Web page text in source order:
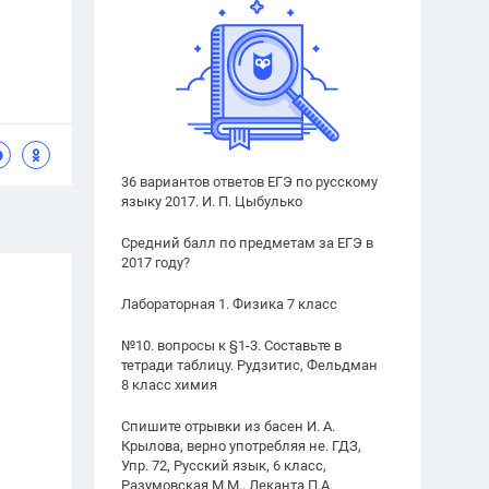
36 вариантов ответов ЕГЭ по русскому
языку 2017. И. П. Цыбулько
Средний балл по предметам за ЕГЭ в
2017 году?
Лабораторная 1. Физика 7 класс
№10. вопросы к §1-3. Составьте в
тетради таблицу. Рудзитис, Фельдман
8 класс химия
Спишите отрывки из басен И. А.
Крылова, верно употребляя не. ГДЗ,
Упр. 72, Русский язык, 6 класс,
Разумовская М.М., Леканта П.А.